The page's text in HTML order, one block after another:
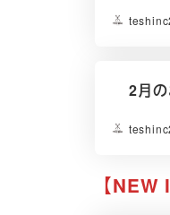
2月
【NEW